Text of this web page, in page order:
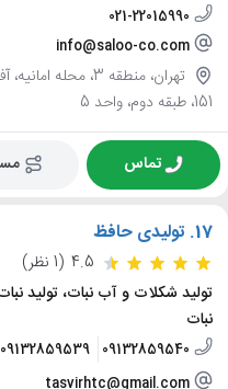
021-22015990
info@saloo-co.com
تهران، منطقه 3،
151، طبقه دوم، واحد 5
تماس
17. تولیدی حافظ
4.5 (1 نظر)
تولید شکلات و آب نبات، تولید
نبات
09132859540
09132859539
tasvirhtc@gmail.com